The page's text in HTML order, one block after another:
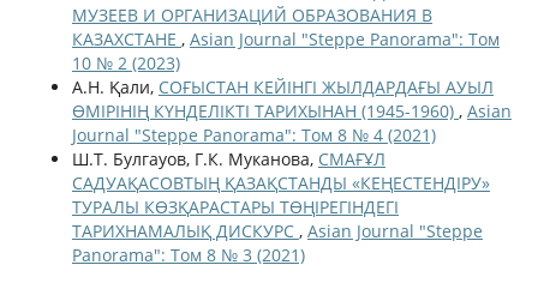
МУЗЕЕВ И ОРГАНИЗАЦИЙ ОБРАЗОВАНИЯ В
КАЗАХСТАНЕ , Asian Journal "Steppe Panorama": Том
10 № 2 (2023)
А.Н. Қали, СОҒЫСТАН КЕЙІНГІ ЖЫЛДАРДАҒЫ АУЫЛ
ӨМІРІНІҢ КҮНДЕЛІКТІ ТАРИХЫНАН (1945-1960) , Asian
Journal "Steppe Panorama": Том 8 № 4 (2021)
Ш.Т. Булгауов, Г.К. Муканова, СМАҒҰЛ
САДУАҚАСОВТЫҢ ҚАЗАҚСТАНДЫ «КЕҢЕСТЕНДІРУ»
ТУРАЛЫ КӨЗҚАРАСТАРЫ ТӨҢIРЕГIНДЕГI
ТАРИХНАМАЛЫҚ ДИСКУРС , Asian Journal "Steppe
Panorama": Том 8 № 3 (2021)